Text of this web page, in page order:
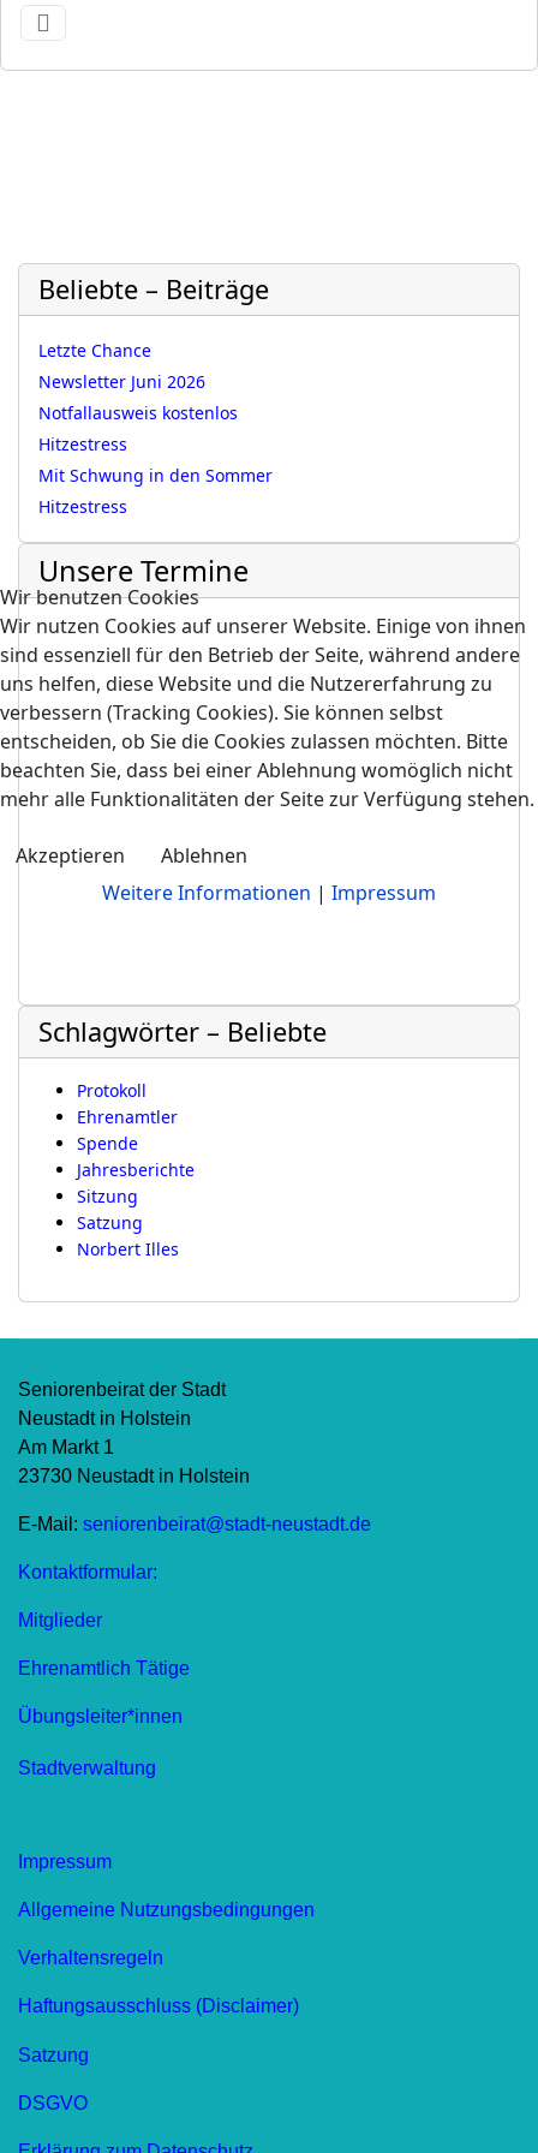
Beliebte – Beiträge
Letzte Chance
Newsletter Juni 2026
Notfallausweis kostenlos
Hitzestress
Mit Schwung in den Sommer
Hitzestress
Unsere Termine
Schlagwörter – Beliebte
Protokoll
Ehrenamtler
Spende
Jahresberichte
Sitzung
Satzung
Norbert Illes
Seniorenbeirat der Stadt
Neustadt in Holstein
Am Markt 1
23730 Neustadt in Holstein
E-Mail: seniorenbeirat@stadt-neustadt.de
Kontaktformular:
Mitglieder
Ehrenamtlich Tätige
Übungsleiter*innen
Stadtverwaltung
Impressum
Allgemeine Nutzungsbedingungen
Verhaltensregeln
Haftungsausschluss (Disclaimer)
Satzung
DSGVO
Wir benutzen Cookies
Wir nutzen Cookies auf unserer Website. Einige von ihnen
sind essenziell für den Betrieb der Seite, während andere
uns helfen, diese Website und die Nutzererfahrung zu
verbessern (Tracking Cookies). Sie können selbst
entscheiden, ob Sie die Cookies zulassen möchten. Bitte
beachten Sie, dass bei einer Ablehnung womöglich nicht
mehr alle Funktionalitäten der Seite zur Verfügung stehen.
Akzeptieren
Ablehnen
Weitere Informationen | Impressum